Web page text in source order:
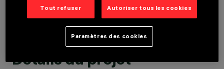
TIM DOWNEY, MANAGING DIRECTOR AT
STUDIOFRACTAL
Détails du projet
Tout refuser Autoriser tous les cookies
Paramètres des cookies